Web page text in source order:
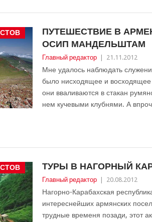
ПУТЕШЕСТВИЕ В
ОСИП МАНДЕЛЬШТАМ
Главный редактор 21.11.2012
Мне удалось наблюдать
было нисходящее и восходящее
они вваливаются в стакан
нем кучевыми клубнями. А
ТУРЫ В НАГОРНЫЙ
Главный редактор 20.08.2012
Нагорно-Карабахская
интереснейших армянских
трудные временя позади, этот